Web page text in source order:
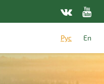
Рус
En